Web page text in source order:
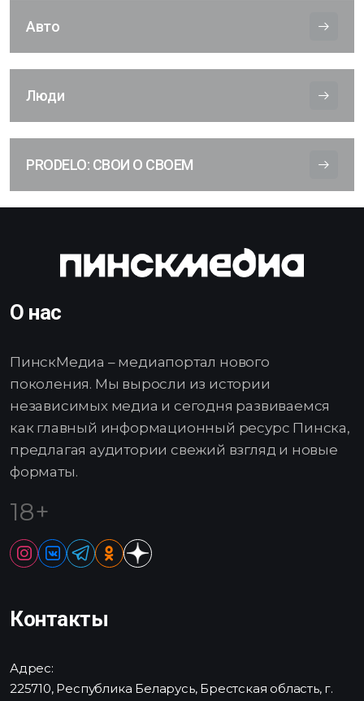
Авто
Люди
PRODELO: СВОИ О СВОЕМ
О нас
ПинскМедиа – медиапортал нового
поколения. Мы выросли из истории
независимых медиа и сегодня развиваемся
как главный информационный ресурс Пинска,
предлагая аудитории свежий взгляд и новые
форматы.
18+
Контакты
Адрес:
225710, Республика Беларусь, Брестская область, г.